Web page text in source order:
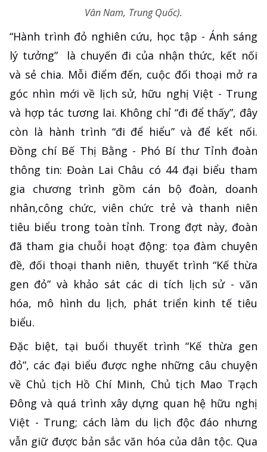
Vân Nam, Trung Quốc).
“Hành trình đỏ nghiên cứu, học tập - Ánh sáng
lý tưởng” là chuyến đi của nhận thức, kết nối
và sẻ chia. Mỗi điểm đến, cuộc đối thoại mở ra
góc nhìn mới về lịch sử, hữu nghị Việt - Trung
và hợp tác tương lai. Không chỉ “đi để thấy”, đây
còn là hành trình “đi để hiểu” và để kết nối.
Đồng chí Bế Thị Bằng - Phó Bí thư Tỉnh đoàn
thông tin: Đoàn Lai Châu có 44 đại biểu tham
gia chương trình gồm cán bộ đoàn, doanh
nhân,công chức, viên chức trẻ và thanh niên
tiêu biểu trong toàn tỉnh. Trong đợt này, đoàn
đã tham gia chuỗi hoạt động: tọa đàm chuyên
đề, đối thoại thanh niên, thuyết trình “Kế thừa
gen đỏ” và khảo sát các di tích lịch sử - văn
hóa, mô hình du lịch, phát triển kinh tế tiêu
biểu.
Đặc biệt, tại buổi thuyết trình “Kế thừa gen
đỏ”, các đại biểu được nghe những câu chuyện
về Chủ tịch Hồ Chí Minh, Chủ tịch Mao Trạch
Đông và quá trình xây dựng quan hệ hữu nghị
Việt - Trung; cách làm du lịch độc đáo nhưng
vẫn giữ được bản sắc văn hóa của dân tộc. Qua